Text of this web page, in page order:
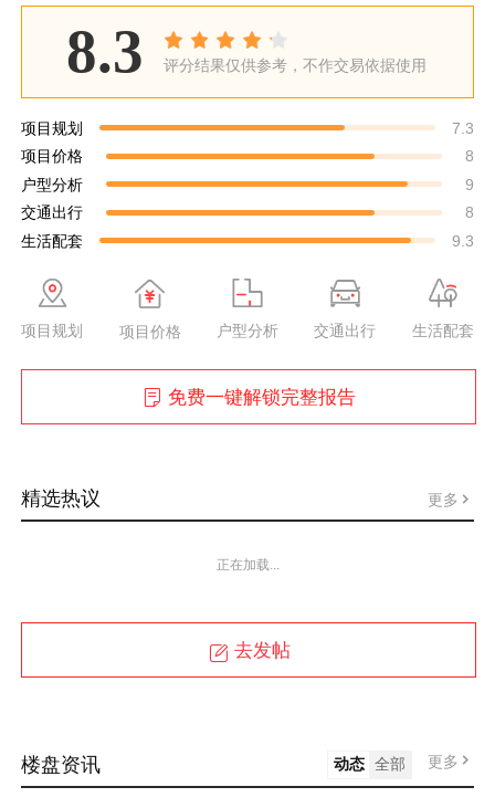
8.3 评分结果仅供参考，不作交易依据使用
项目规划
7.3
项目价格
8
户型分析
9
交通出行
8
生活配套
9.3
项目规划 项目价格 户型分析 交通出行 生活配套
免费一键解锁完整报告
精选热议 更多
正在加载...
去发帖
楼盘资讯 动态 全部 更多